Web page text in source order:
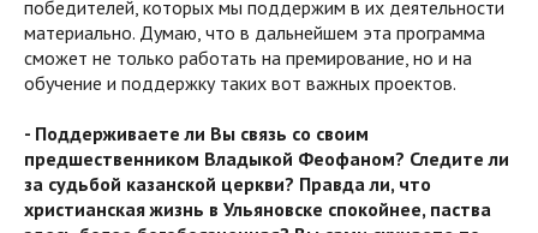
победителей, которых мы поддержим в их деятельности
материально. Думаю, что в дальнейшем эта программа
сможет не только работать на премирование, но и на
обучение и поддержку таких вот важных проектов.
- Поддерживаете ли Вы связь со своим
предшественником Владыкой Феофаном? Следите ли
за судьбой казанской церкви? Правда ли, что
христианская жизнь в Ульяновске спокойнее, паства